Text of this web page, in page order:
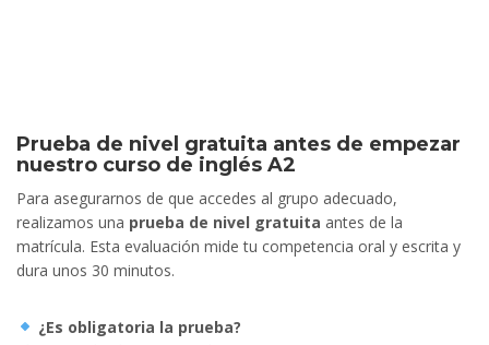
Prueba de nivel gratuita antes de empezar
nuestro curso de inglés A2
Para asegurarnos de que accedes al grupo adecuado,
realizamos una prueba de nivel gratuita antes de la
matrícula. Esta evaluación mide tu competencia oral y escrita y
dura unos 30 minutos.
¿Es obligatoria la prueba?